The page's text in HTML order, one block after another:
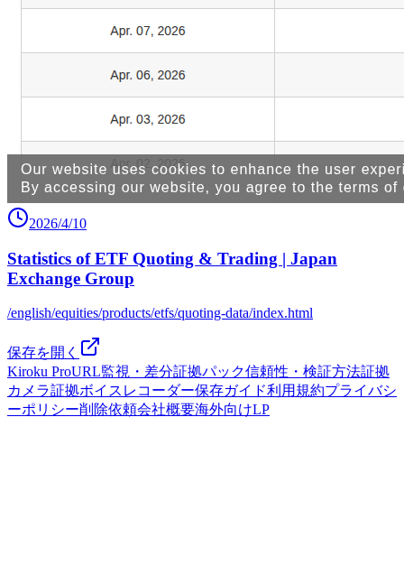
2026/4/10
Statistics of ETF Quoting & Trading | Japan
Exchange Group
/english/equities/products/etfs/quoting-data/index.html
保存を開く
Kiroku ProURL監視・差分証拠パック信頼性・検証方法証拠
カメラ証拠ボイスレコーダー保存ガイド利用規約プライバシ
ーポリシー削除依頼会社概要海外向けLP